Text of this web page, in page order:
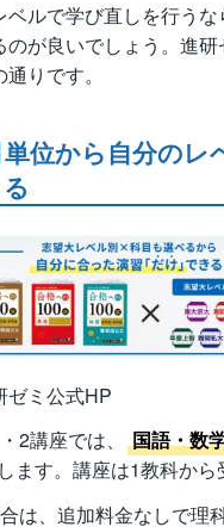
ベルで学び直しを行う
が良いでしょう。進研
りです。
位から自分のレ
ゼミ公式HP
2講座では、
国語・数
ます。講座は1教科から
は、追加料金なしで理